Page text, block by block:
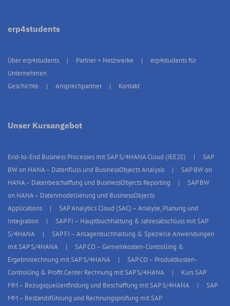
erp4students
Über erp4students Partner + Netzwerke
erp4students für
Unternehmen
Geschichte
Ansprechpartner Kontakt
Unser Kursangebot
End-to-End Business Processes mit SAP S/4HANA Cloud (IEE2E)
SAP
BW on HANA – Datenfluss und BusinessObjects Analysis
SAP BW on
HANA – Datenbeschaffung und BusinessObjects Reporting
SAP BW
on HANA – Datenmodellierung und BusinessObjects
Applications
SAP Analytics Cloud (SAC) – Analyse, Planung und
Integration
SAP FI – Hauptbuchhaltung & Jahresabschluss mit SAP
S/4HANA
SAP FI – Anlagenbuchhaltung & Spezielle Anwendungen
mit SAP S/4HANA
SAP CO – Gemeinkosten-Controlling &
Ergebnisrechnung mit SAP S/4HANA
SAP CO – Produktkosten-
Controlling & Profit Center Rechnung mit SAP S/4HANA
Kurs SAP
MM – Bezugsquellenfindung und Beschaffung mit SAP S/4HANA
SAP
MM – Bestandsführung und Rechnungsprüfung mit SAP